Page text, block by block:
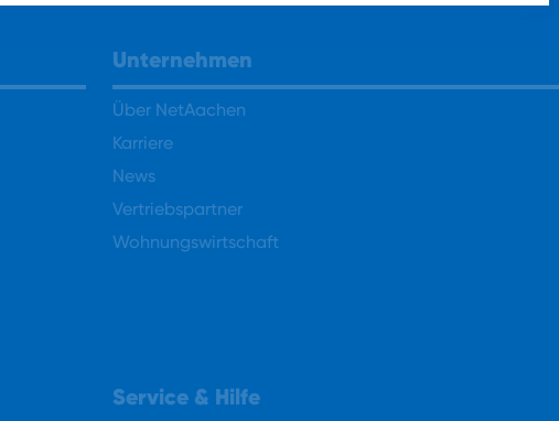
Unternehmen
Über NetAachen
Karriere
News
Vertriebspartner
Wohnungswirtschaft
Service & Hilfe